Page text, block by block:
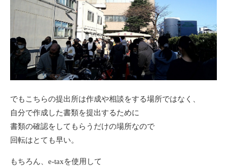
でもこちらの提出所は作成や相談をする場所ではなく、
自分で作成した書類を提出するために
書類の確認をしてもらうだけの場所なので
回転はとても早い。
もちろん、e-taxを使用して